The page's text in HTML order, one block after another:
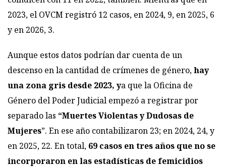
2023, el OVCM registró 12 casos, en 2024, 9, en 2025, 6
y en 2026, 3.
Aunque estos datos podrían dar cuenta de un
descenso en la cantidad de crímenes de género,hay
una zona gris desde 2023, ya que la Oficina de
Género del Poder Judicial empezó a registrar por
separado las “Muertes Violentas y Dudosas de
Mujeres”. En ese año contabilizaron 23; en 2024, 24, y
en 2025, 22. En total, 69 casos en tres años que no se
incorporaron en las estadísticas de femicidios